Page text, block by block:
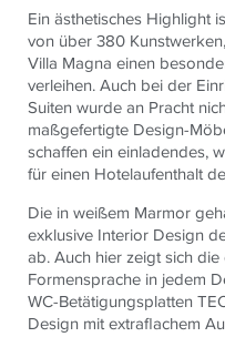
Ein ästhetisches Highlight
von über 380
Villa Magna einen
verleihen. Auch bei der
Suiten wurde an Pracht
maßgefertigte Design-
schaffen ein einladendes,
für einen Hotelaufenthalt
Die in weißem Marmor
exklusive Interior Design
ab. Auch hier zeigt sich
Formensprache in jedem
WC-Betätigungsplatten
Design mit extraflachem